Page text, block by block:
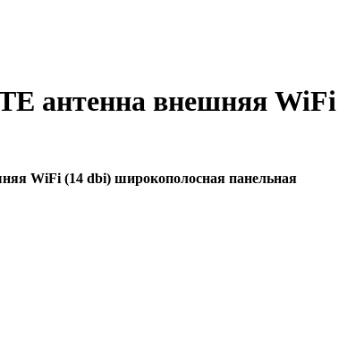
антенна внешняя WiFi
WiFi (14 dbi) широкополосная панельная